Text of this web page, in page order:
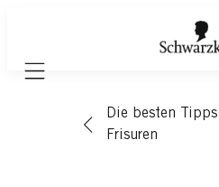
Mobile navigation
Die besten
Frisuren